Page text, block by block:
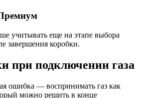
учитывать еще на этапе выбора
завершения коробки.
при подключении газа
ошибка — воспринимать газ как
можно решить в конце